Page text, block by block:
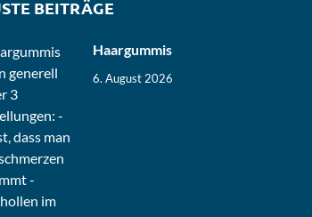
BEITRÄGE
Haargummis
6. August 2026